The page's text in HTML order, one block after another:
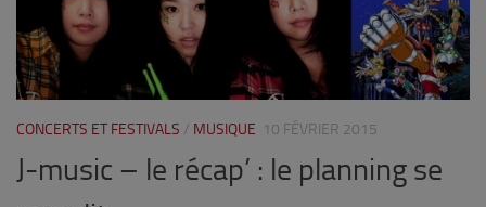
CONCERTS ET FESTIVALS / MUSIQUE 10 FÉVRIER 2015
J-music – le récap’ : le planning se